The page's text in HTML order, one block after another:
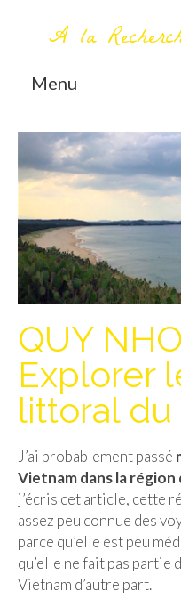
A la
Menu
TOUT COMMENCE
Première visite –
Me contacter
AUTOUR DU MONDE
AFRIQUE
AMERIQUE DU
Bolivie
Isla del Sol
Lac Titicaca
Salar d’Uyuni
Sucre
Chili
QUY
Explorer
littoral du
J’ai probablement passé
Vietnam dans la région
j’écris cet article, cette
assez peu connue des
parce qu’elle est peu
qu’elle ne fait pas partie
Vietnam d’autre part.